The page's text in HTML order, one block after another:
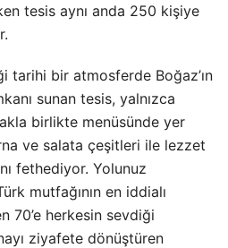
tesis aynı anda 250 kişiye
tarihi bir atmosferde Boğaz’ın
sunan tesis, yalnızca
birlikte menüsünde yer
ve salata çeşitleri ile lezzet
fethediyor. Yolunuz
mutfağının en iddialı
70’e herkesin sevdiği
ziyafete dönüştüren